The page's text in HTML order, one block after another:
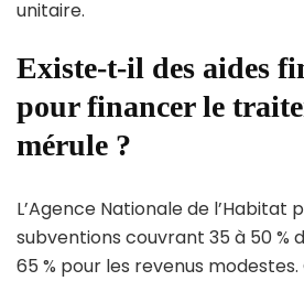
unitaire.
Existe-t-il des aides
pour financer le
mérule ?
L’Agence Nationale de l’Habitat
subventions couvrant 35 à 50 %
65 % pour les revenus